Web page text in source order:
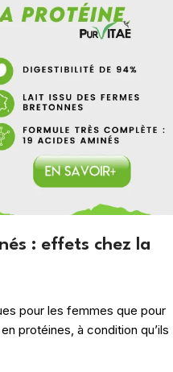
: effets chez la
pour les femmes que pour
protéines, à condition qu’ils